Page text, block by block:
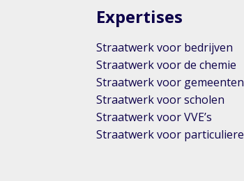
Expertises
Straatwerk voor bedrijven
Straatwerk voor de chemie
Straatwerk voor gemeenten
Straatwerk voor scholen
Straatwerk voor VVE’s
Straatwerk voor